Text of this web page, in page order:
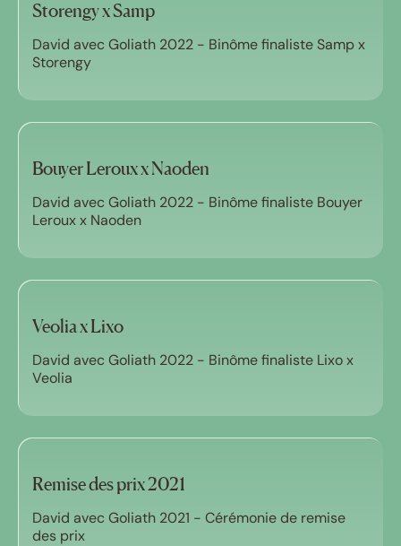
Storengy x Samp
David avec Goliath 2022 - Binôme finaliste Samp x
Storengy
Bouyer Leroux x Naoden
David avec Goliath 2022 - Binôme finaliste Bouyer
Leroux x Naoden
Veolia x Lixo
David avec Goliath 2022 - Binôme finaliste Lixo x
Veolia
Remise des prix 2021
David avec Goliath 2021 - Cérémonie de remise
des prix